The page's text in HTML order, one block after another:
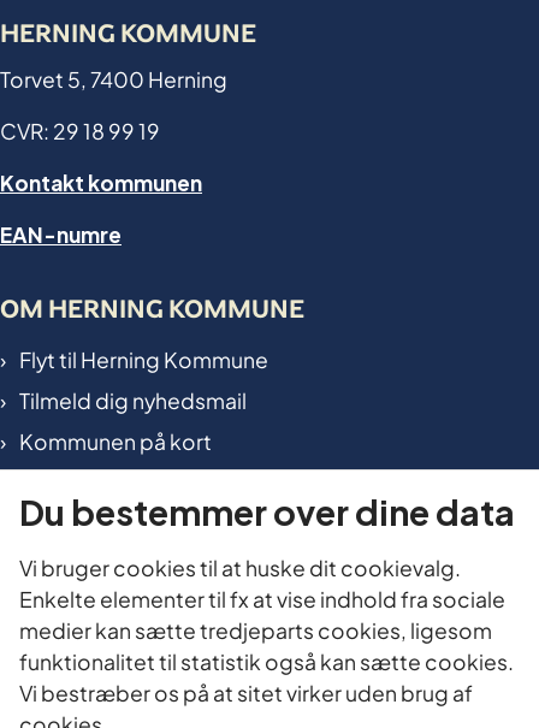
HERNING KOMMUNE
Torvet 5, 7400 Herning
CVR: 29 18 99 19
Kontakt kommunen
EAN-numre
OM HERNING KOMMUNE
Flyt til Herning Kommune
Tilmeld dig nyhedsmail
Kommunen på kort
International in Herning
TILGÆNGELIGHED OG DATA
Tilgængelighedserklæring
Cookies
Oplysningspligt
Du bestemmer over dine data
Vi bruger cookies til at huske dit cookievalg.
Enkelte elementer til fx at vise indhold fra sociale
medier kan sætte tredjeparts cookies, ligesom
funktionalitet til statistik også kan sætte cookies.
Vi bestræber os på at sitet virker uden brug af